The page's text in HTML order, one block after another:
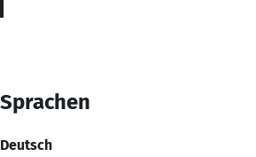
Sprachen
Deutsch